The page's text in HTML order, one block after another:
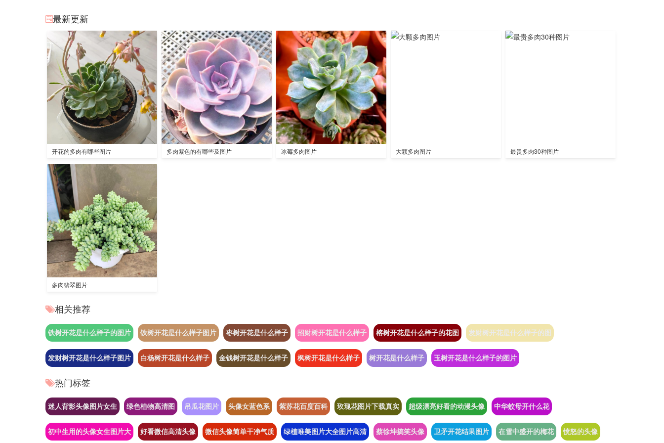
最新更新
开花的多肉有哪些图片 多肉紫色的有哪些及图片 冰莓多肉图片 大颗多肉图片 最贵多肉30种图片
多肉翡翠图片
相关推荐
铁树开花是什么样子的图片 铁树开花是什么样子图片 枣树开花是什么样子 招财树开花是什么样子 榕树开花是什么样子的花图 发财树开花是什么样子的图
发财树开花是什么样子图片 白杨树开花是什么样子 金钱树开花是什么样子 枫树开花是什么样子 树开花是什么样子 玉树开花是什么样子的图片
热门标签
迷人背影头像图片女生 绿色植物高清图 吊瓜花图片 头像女蓝色系 紫苏花百度百科 玫瑰花图片下载真实 超级漂亮好看的动漫头像 中华蚊母开什么花
初中生用的头像女生图片大 好看微信高清头像 微信头像简单干净气质 绿植唯美图片大全图片高清 蔡徐坤搞笑头像 卫矛开花结果图片 在雪中盛开的梅花 愤怒的头像